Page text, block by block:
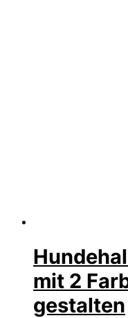
mit 2
gestalten